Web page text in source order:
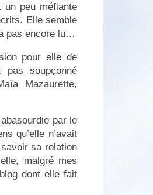
un peu méfiante
Elle semble
pas encore lu…
pour elle de
soupçonné
Mazaurette,
par le
qu’elle n’avait
sa relation
malgré mes
dont elle fait